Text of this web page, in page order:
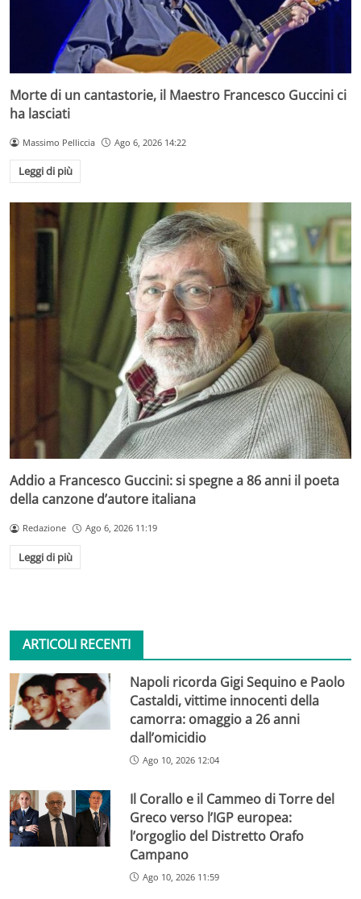
Morte di un cantastorie, il Maestro Francesco Guccini ci
ha lasciati
Massimo Pelliccia Ago 6, 2026 14:22
Leggi di più
Addio a Francesco Guccini: si spegne a 86 anni il poeta
della canzone d’autore italiana
Redazione Ago 6, 2026 11:19
Leggi di più
ARTICOLI RECENTI
Napoli ricorda Gigi Sequino e Paolo
Castaldi, vittime innocenti della
camorra: omaggio a 26 anni
dall’omicidio
Ago 10, 2026 12:04
Il Corallo e il Cammeo di Torre del
Greco verso l’IGP europea:
l’orgoglio del Distretto Orafo
Campano
Ago 10, 2026 11:59